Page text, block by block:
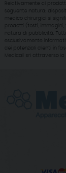
Relativamente ai
seguente natura:
medico chirurgici si
prodotti (testi,
natura di pubblicità.
esclusivamente
dei potenziali clienti in
Medicali srl attraverso la